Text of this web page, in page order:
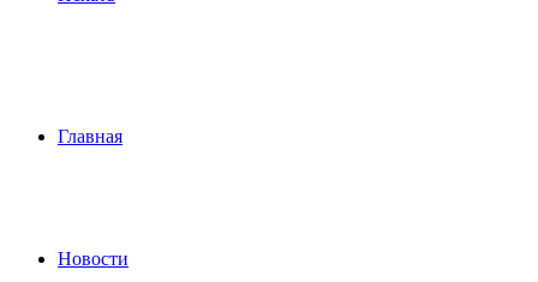
Главная
Новости